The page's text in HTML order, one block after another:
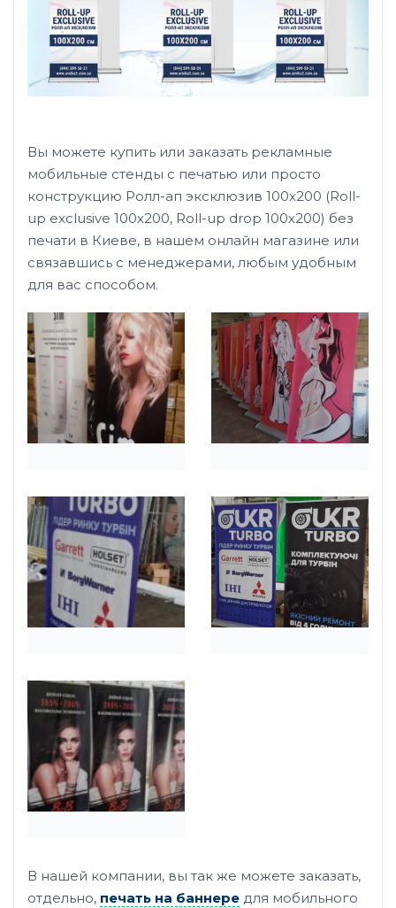
Вы можете купить или заказать рекламные
мобильные стенды с печатью или просто
конструкцию Ролл-ап эксклюзив 100х200 (Roll-
up exclusive 100х200, Roll-up drop 100х200) без
печати в Киеве, в нашем онлайн магазине или
связавшись с менеджерами, любым удобным
для вас способом.
В нашей компании, вы так же можете заказать,
отдельно, печать на баннере для мобильного